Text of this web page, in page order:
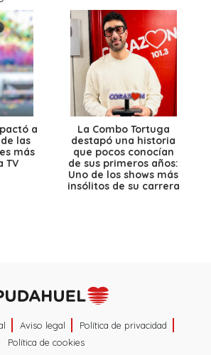
a
las
más
TV
La Combo Tortuga
destapó una historia
que pocos conocían
de sus primeros años:
Uno de los shows más
insólitos de su carrera
Aviso legal
Política de privacidad
Política de cookies